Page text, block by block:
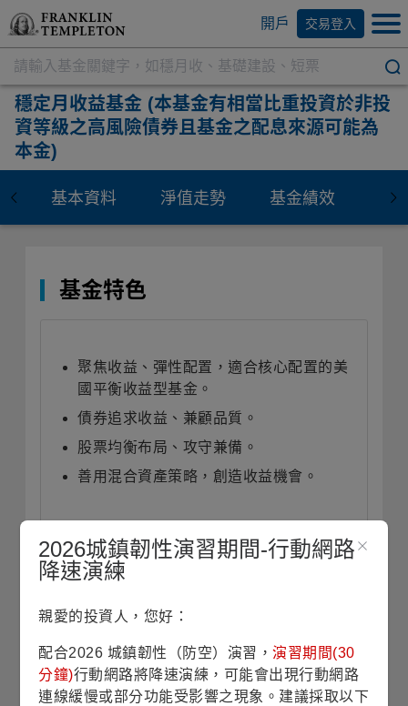
開戶 交易登入
穩定月收益基金 (本基金有相當比重投資於非投
資等級之高風險債券且基金之配息來源可能為
本金)
基本資料 淨值走勢 基金績效 資
基金特色
聚焦收益、彈性配置，適合核心配置的美
國平衡收益型基金。
債券追求收益、兼顧品質。
股票均衡布局、攻守兼備。
善用混合資產策略，創造收益機會。
投資展望(本資料將於每月月底更新)
本收益策略運用彈性資產配置、全方位均衡
布局與靈活多源的收益策略，應對不確定性
與資產快速輪動環境及投資人對現金流的需
求。
2026城鎮韌性演習期間-行動網路
降速演練
親愛的投資人，您好：
配合2026 城鎮韌性（防空）演習，演習期間(30
分鐘)行動網路將降速演練，可能會出現行動網路
連線緩慢或部分功能受影響之現象。建議採取以下